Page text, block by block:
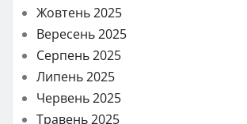
Жовтень 2025
Вересень 2025
Серпень 2025
Липень 2025
Червень 2025
Травень 2025